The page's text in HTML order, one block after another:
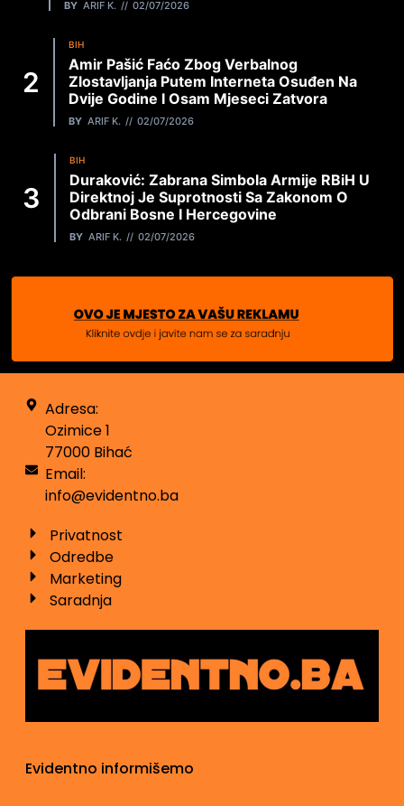
BY ARIF K. 02/07/2026
BIH
Amir Pašić Faćo Zbog Verbalnog
Zlostavljanja Putem Interneta Osuđen Na
Dvije Godine I Osam Mjeseci Zatvora
BY ARIF K. 02/07/2026
BIH
Duraković: Zabrana Simbola Armije RBiH U
Direktnoj Je Suprotnosti Sa Zakonom O
Odbrani Bosne I Hercegovine
BY ARIF K. 02/07/2026
Adresa:
Ozimice 1
77000 Bihać
Email:
info@evidentno.ba
Privatnost
Odredbe
Marketing
Saradnja
Evidentno informišemo